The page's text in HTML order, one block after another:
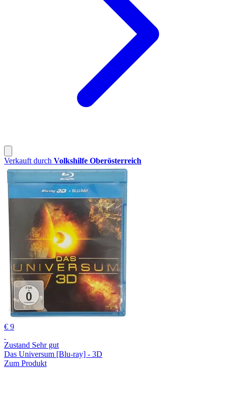
Verkauft durch Volkshilfe Oberösterreich
€ 9
Zustand Sehr gut
Das Universum [Blu-ray] - 3D
Zum Produkt